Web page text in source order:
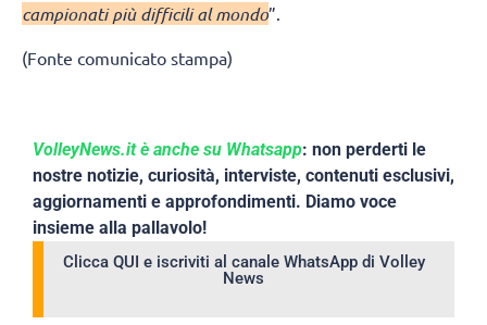
campionati più difficili al mondo”.
(Fonte comunicato stampa)
VolleyNews.it è anche su Whatsapp: non perderti le
nostre notizie, curiosità, interviste, contenuti esclusivi,
aggiornamenti e approfondimenti. Diamo voce
insieme alla pallavolo!
Clicca QUI e iscriviti al canale WhatsApp di Volley
News